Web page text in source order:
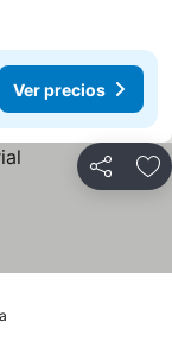
precios
Ver precios
Compartir